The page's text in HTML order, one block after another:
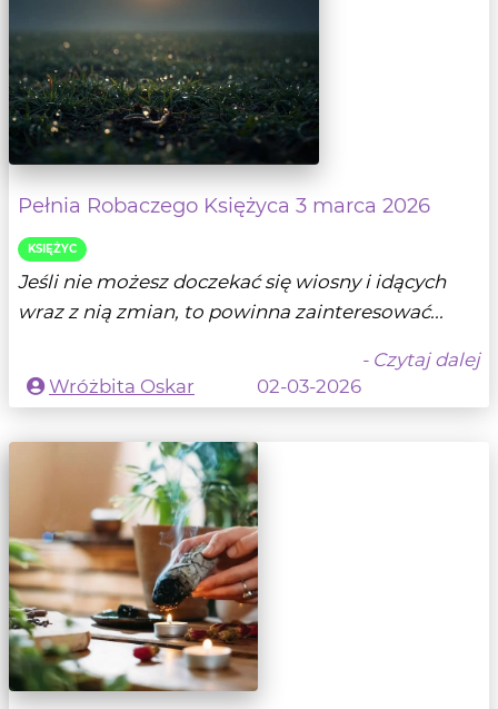
Pełnia Robaczego Księżyca 3 marca 2026
KSIĘŻYC
Jeśli nie możesz doczekać się wiosny i idących
wraz z nią zmian, to powinna zainteresować...
- Czytaj dalej
Wróżbita Oskar
02-03-2026